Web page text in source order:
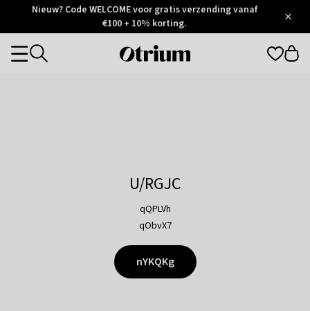
Otrium
Trustpilot
Nieuw? Code WELCOME voor gratis verzending vanaf
€100 + 10% korting.
Otrium
Categories
U/RGJC
qQPLVh
qObvX7
nYKQKg